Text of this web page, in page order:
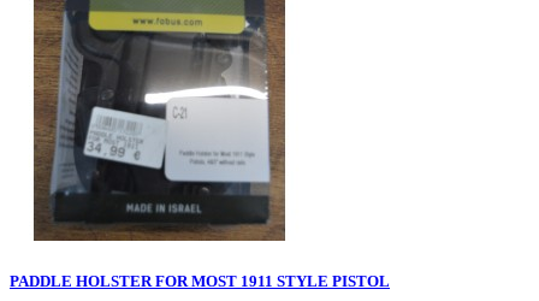
PADDLE HOLSTER FOR MOST 1911 STYLE PISTOL